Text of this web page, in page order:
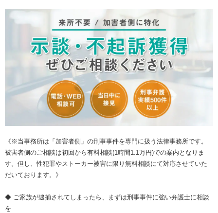
《※当事務所は「加害者側」の刑事事件を専門に扱う法律事務所です。
被害者側のご相談は初回から有料相談(1時間1.1万円)での案内となりま
す。但し、性犯罪やストーカー被害に限り無料相談にて対応させていた
だいております。》
◆ ご家族が逮捕されてしまったら、まずは刑事事件に強い弁護士に相談
を